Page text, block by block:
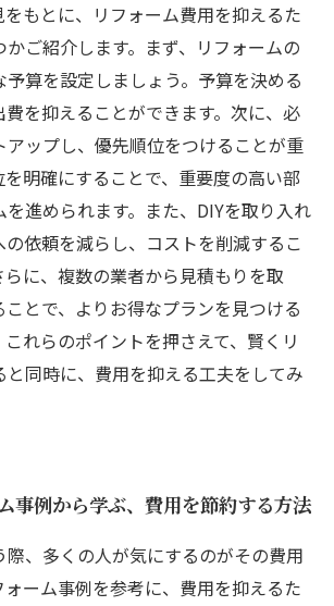
もとに、リフォーム費用を抑えるた
ご紹介します。まず、リフォームの
算を設定しましょう。予算を決める
費を抑えることができます。次に、必
アップし、優先順位をつけることが重
明確にすることで、重要度の高い部
進められます。また、DIYを取り入れ
の依頼を減らし、コストを削減するこ
らに、複数の業者から見積もりを取
ことで、よりお得なプランを見つける
れらのポイントを押さえて、賢くリ
と同時に、費用を抑える工夫をしてみ
事例から学ぶ、費用を節約する方法
際、多くの人が気にするのがその費用
ーム事例を参考に、費用を抑えるた